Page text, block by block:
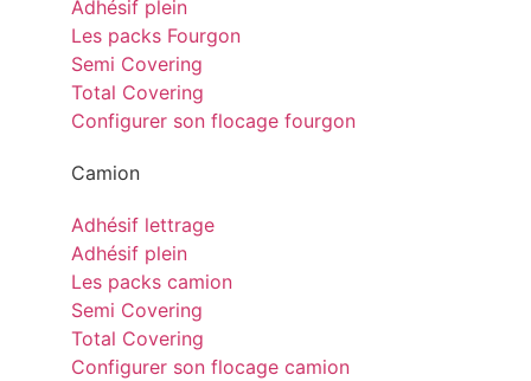
Adhésif plein
Les packs Fourgon
Semi Covering
Total Covering
Configurer son flocage fourgon
Camion
Adhésif lettrage
Adhésif plein
Les packs camion
Semi Covering
Total Covering
Configurer son flocage camion